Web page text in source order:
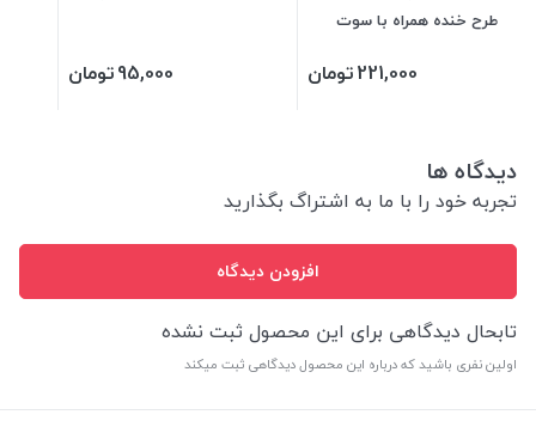
طرح خنده همراه با سوت
221,000تومان 95,000تومان
دیدگاه ها
تجربه خود را با ما به اشتراگ بگذارید
افزودن دیدگاه
تابحال دیدگاهی برای این محصول ثبت نشده
اولین نفری باشید که درباره این محصول دیدگاهی ثبت میکند